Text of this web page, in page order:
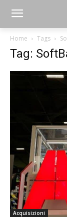
Home Tags
Tag:
Acquisizioni